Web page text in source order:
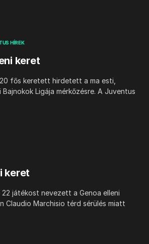
HÍREK
keret
fős keretett hirdetett a ma esti,
Ligája mérkőzésre. A Juventus
keret
játékost nevezett a Genoa elleni
Claudio Marchisio térd sérülés miatt